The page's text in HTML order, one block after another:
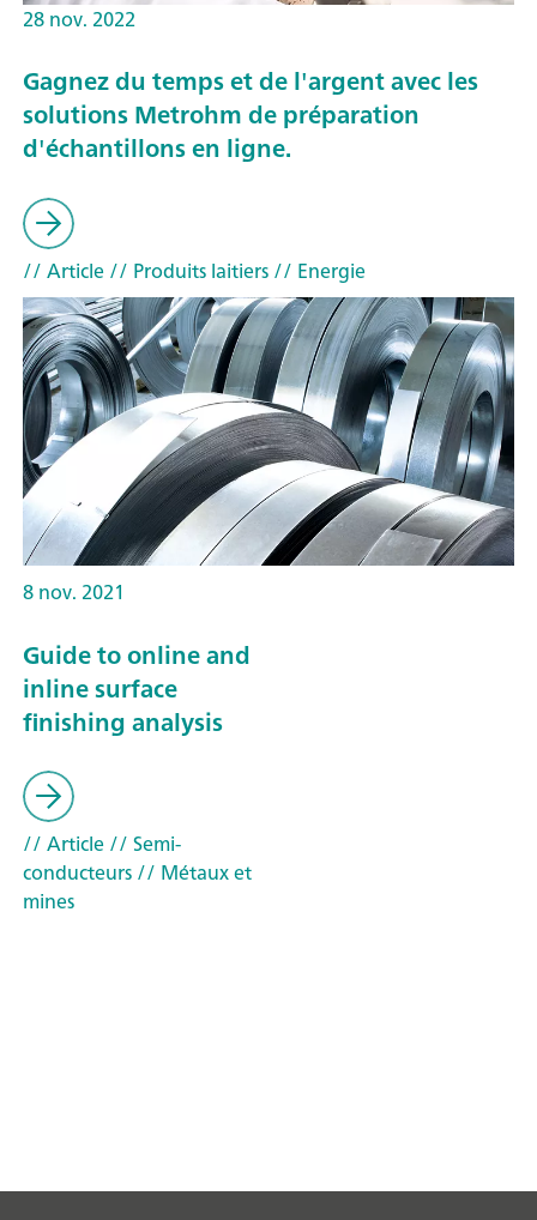
28 nov. 2022
Gagnez du temps et de l'argent avec les
solutions Metrohm de préparation
d'échantillons en ligne.
// Article// Produits laitiers// Energie
8 nov. 2021
Guide to online and
inline surface
finishing analysis
// Article// Semi-
conducteurs// Métaux et
mines